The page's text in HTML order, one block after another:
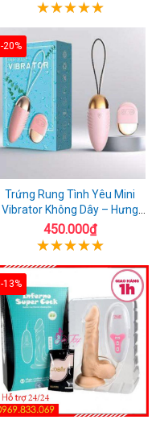
-20%
Trứng Rung Tình Yêu Mini
Vibrator Không Dây – Hưng
Phấn Mọi Nơi
450.000₫
-13%